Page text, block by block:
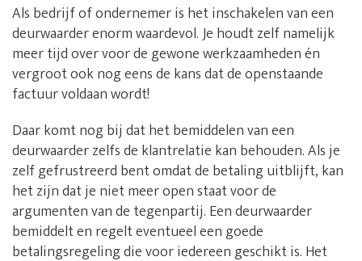
Als bedrijf of ondernemer is het inschakelen van een
deurwaarder enorm waardevol. Je houdt zelf namelijk
meer tijd over voor de gewone werkzaamheden én
vergroot ook nog eens de kans dat de openstaande
factuur voldaan wordt!
Daar komt nog bij dat het bemiddelen van een
deurwaarder zelfs de klantrelatie kan behouden. Als je
zelf gefrustreerd bent omdat de betaling uitblijft, kan
het zijn dat je niet meer open staat voor de
argumenten van de tegenpartij. Een deurwaarder
bemiddelt en regelt eventueel een goede
betalingsregeling die voor iedereen geschikt is. Het